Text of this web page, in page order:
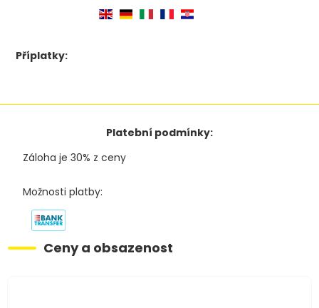
Příplatky:
Platební podmínky:
Záloha je 30% z ceny
Možnosti platby:
Ceny a obsazenost